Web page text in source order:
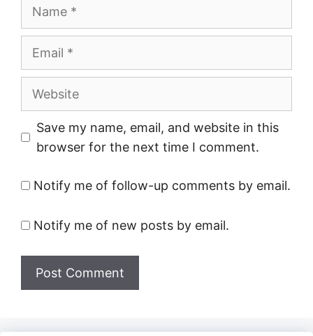
Website
Save my name, email, and website in this
browser for the next time I comment.
Notify me of follow-up comments by email.
Notify me of new posts by email.